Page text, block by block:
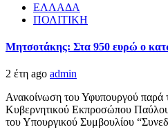
ΕΛΛΑΔΑ
ΠΟΛΙΤΙΚΗ
Mητσοτάκης: Στα 950 ευρώ ο
2 έτη ago admin
Ανακοίνωση του Υφυπουργού
Κυβερνητικού Εκπροσώπου
του Υπουργικού Συμβουλίου